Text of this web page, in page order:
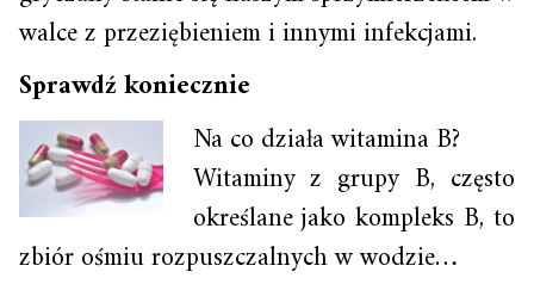
walce z przeziębieniem i innymi infekcjami.
Sprawdź koniecznie
Na co działa witamina B?
Witaminy z grupy B, często
określane jako kompleks B, to
zbiór ośmiu rozpuszczalnych w wodzie…